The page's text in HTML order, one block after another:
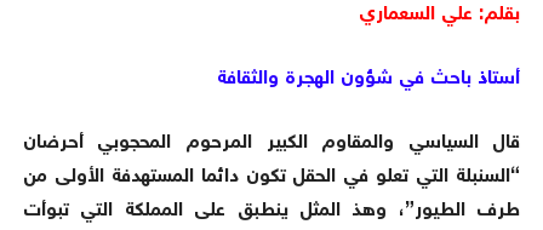
بقلم: علي السعماري
أستاذ باحث في شؤون الهجرة والثقافة
قال السياسي والمقاوم الكبير المرحوم المحجوبي أحرضان
“السنبلة التي تعلو في الحقل تكون دائما المستهدفة الأولى من
طرف الطيور”، وهذ المثل ينطبق على المملكة التي تبوأت